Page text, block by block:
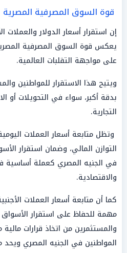
قوة السوق المصرفية المصرية
إن استقرار أسعار الدولار والعملات
يعكس قوة السوق المصرفية
على مواجهة التقلبات العالمية.
ويتيح هذا الاستقرار للمواطنين
بدقة أكبر، سواء في التحويلات أو
التجارية.
وتظل متابعة أسعار العملات
التوازن المالي، وضمان استقرار
في الجنيه المصري كعملة أساسية
والاقتصادية.
كما أن متابعة أسعار العملات
مهمة للحفاظ على استقرار الأسواق
والمستثمرين من اتخاذ قرارات
المواطنين في الجنيه المصري